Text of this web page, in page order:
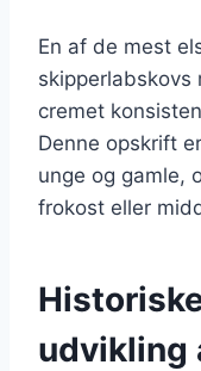
En af de mest
cremet
Denne opskrift
unge og gamle,
frokost eller
udvikling